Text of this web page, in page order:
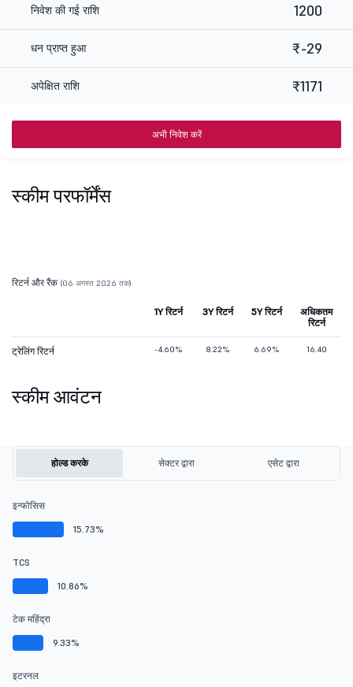
निवेश की गई राशि 1200
धन प्राप्त हुआ ₹-29
अपेक्षित राशि ₹1171
अभी निवेश करें
स्कीम परफॉर्मेंस
रिटर्न और रैंक (06 अगस्त 2026 तक)
1Y रिटर्न 3Y रिटर्न 5Y रिटर्न
अधिकतम
रिटर्न
ट्रेलिंग रिटर्न -4.60% 8.22% 6.69% 16.40
स्कीम आवंटन
होल्ड करके सेक्टर द्वारा एसेट द्वारा
इन्फोसिस
15.73%
TCS
10.86%
टेक महिंद्रा
9.33%
इटरनल